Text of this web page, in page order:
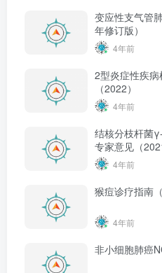
变应性支气管
年修订版）
4年前
2型炎症性疾
（2022）
4年前
结核分枝杆菌
专家意见（
4年前
猴痘诊疗指南
4年前
非小细胞肺癌